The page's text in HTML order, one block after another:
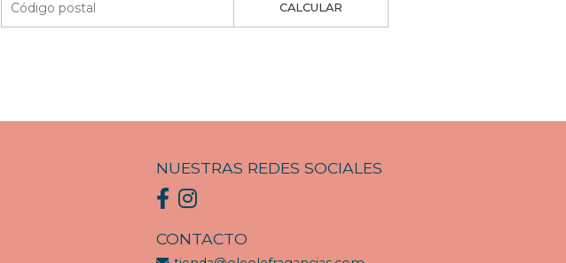
CALCULAR
NUESTRAS REDES SOCIALES
CONTACTO